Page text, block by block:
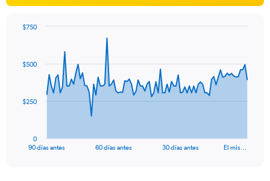
values.
3.6.
data
The
90 días antes 60 días antes 30 días antes El mis…
0
$250
$500
$750